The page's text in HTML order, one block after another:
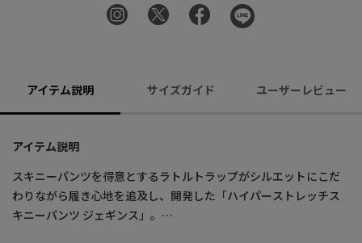
アイテム説明 サイズガイド ユーザーレビュー
アイテム説明
スキニーパンツを得意とするラトルトラップがシルエットにこだ
わりながら履き心地を追及し、開発した「ハイパーストレッチス
キニーパンツ ジェギンス」。